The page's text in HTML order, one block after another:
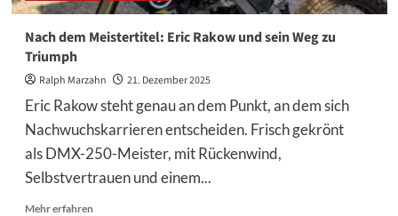
Nach dem Meistertitel: Eric Rakow und sein Weg zu
Triumph
Ralph Marzahn 21. Dezember 2025
Eric Rakow steht genau an dem Punkt, an dem sich
Nachwuchskarrieren entscheiden. Frisch gekrönt
als DMX-250-Meister, mit Rückenwind,
Selbstvertrauen und einem...
Mehr erfahrenMehr